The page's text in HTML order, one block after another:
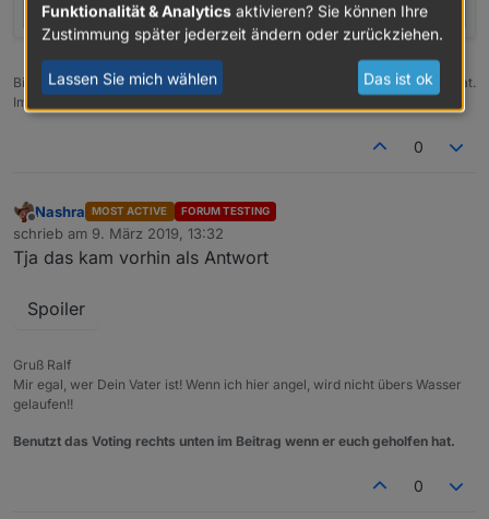
Bitte benutzt das Voting rechts unten im Beitrag wenn er euch geholfen hat.
Immer Daten sichern!
0
Offline
Nashra MOST ACTIVE FORUM TESTING
schrieb am 9. März 2019, 13:32
zuletzt editiert von
Tja das kam vorhin als Antwort
Spoiler
Gruß Ralf
Mir egal, wer Dein Vater ist! Wenn ich hier angel, wird nicht übers Wasser
gelaufen!!
Benutzt das Voting rechts unten im Beitrag wenn er euch geholfen hat.
0
Funktionalität & Analytics aktivieren? Sie können Ihre
Zustimmung später jederzeit ändern oder zurückziehen.
Lassen Sie mich wählen Das ist ok